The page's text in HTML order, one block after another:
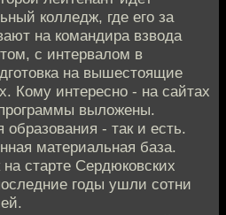
колледж, где его за
на командира взвода
с интервалом в
на вышестоящие
Кому интересно - на сайтах
выложены.
образования - так и есть.
материальная база.
старте Сердюковских
годы ушли сотни